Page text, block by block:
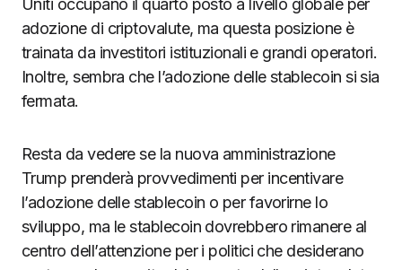
Uniti occupano il quarto posto a livello globale per
adozione di criptovalute, ma questa posizione è
trainata da investitori istituzionali e grandi operatori.
Inoltre, sembra che l’adozione delle stablecoin si sia
fermata.
Resta da vedere se la nuova amministrazione
Trump prenderà provvedimenti per incentivare
l’adozione delle stablecoin o per favorirne lo
sviluppo, ma le stablecoin dovrebbero rimanere al
centro dell’attenzione per i politici che desiderano